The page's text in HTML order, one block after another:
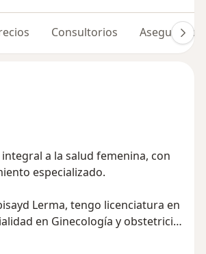
Consultorios Aseguradoras
a la salud femenina, con
especializado.
Lerma, tengo licenciatura en
en Ginecología y obstetricia
mexicano de especialistas en